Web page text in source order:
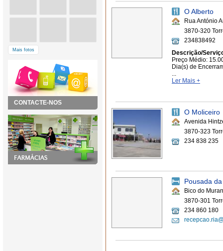
Mais fotos
CONTACTE-NOS
O Alberto
Rua António
3870-320
234838492
Descrição/
Preço Médio:
Dia(s) de
...
Ler Mais +
O Moliceiro
Avenida
3870-323
234 838 235
Pousada
Bico do
3870-301
234 860 180